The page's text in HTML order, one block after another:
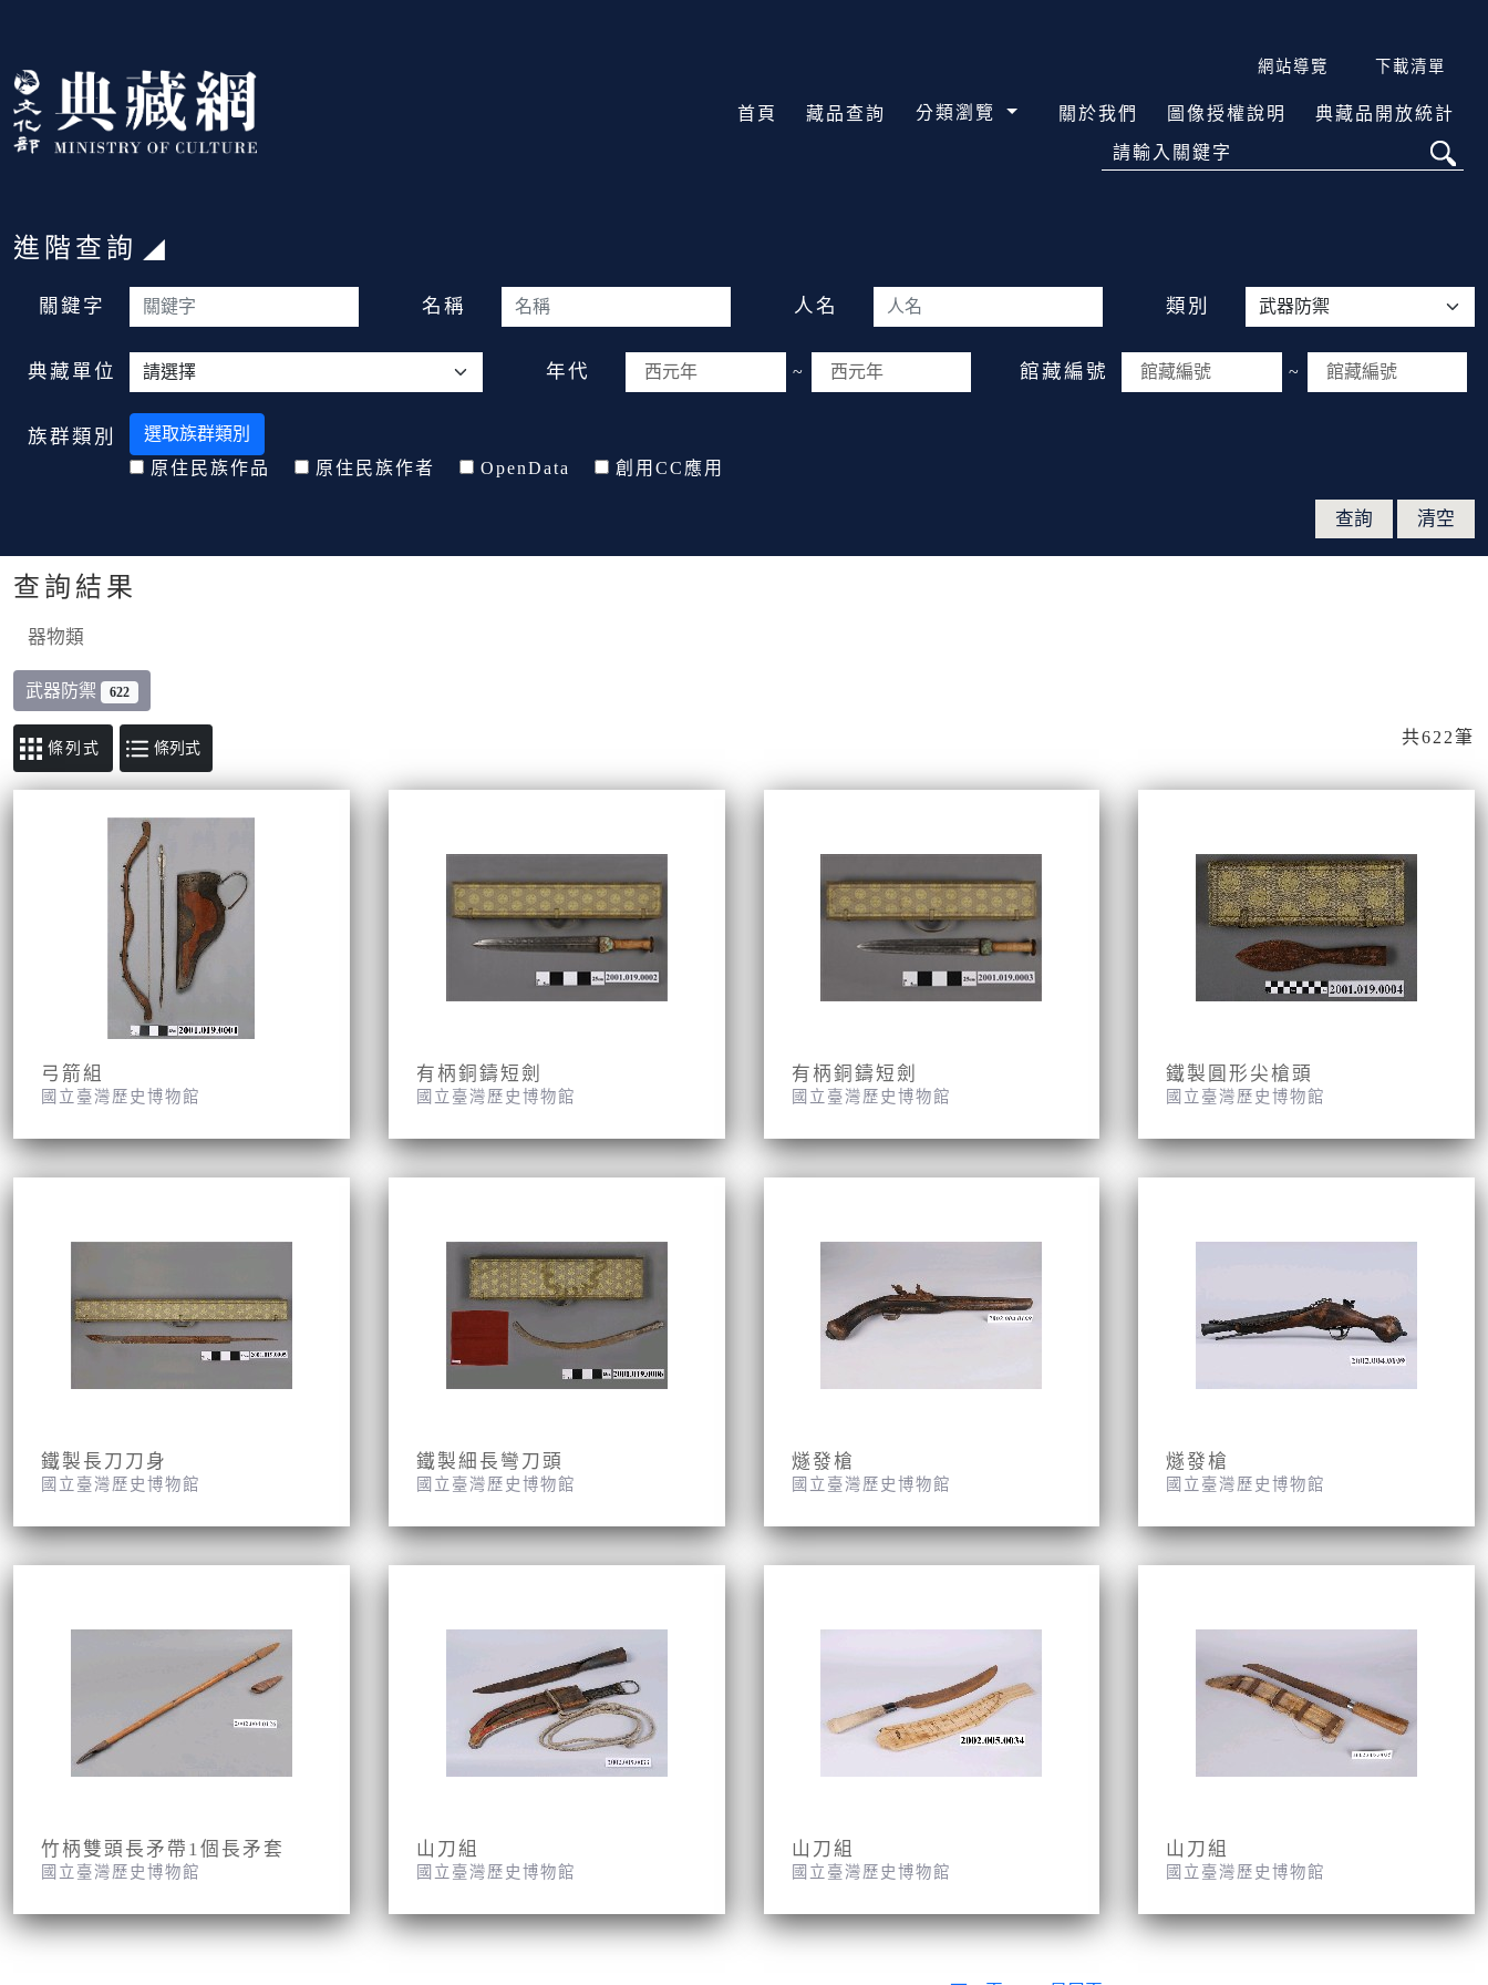
:::
網站導覽 下載清單
首頁 藏品查詢 分類瀏覽 關於我們 圖像授權說明 典藏品開放統計
請輸入關鍵字
:::
進階查詢
關鍵字 名稱 人名 類別
典藏單位 年代 ~ 館藏編號 ~
族群類別
選取族群類別
原住民族作品
原住民族作者 OpenData 創用CC應用
查詢結果
器物類
武器防禦 622
條列式
共622筆
弓箭組
國立臺灣歷史博物館
有柄銅鑄短劍
國立臺灣歷史博物館
有柄銅鑄短劍
國立臺灣歷史博物館
鐵製圓形尖槍頭
國立臺灣歷史博物館
鐵製長刀刀身
國立臺灣歷史博物館
鐵製細長彎刀頭
國立臺灣歷史博物館
燧發槍
國立臺灣歷史博物館
燧發槍
國立臺灣歷史博物館
竹柄雙頭長矛帶1個長矛套
國立臺灣歷史博物館
山刀組
國立臺灣歷史博物館
山刀組
國立臺灣歷史博物館
山刀組
國立臺灣歷史博物館